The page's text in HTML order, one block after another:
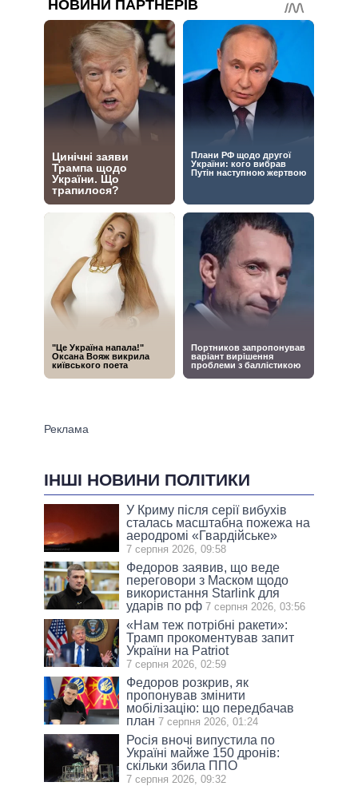
ІНШІ НОВИНИ ПОЛІТИКИ
У Криму після серії вибухів
сталась масштабна пожежа на
аеродромі «Гвардійське»
7 серпня 2026, 09:58
Федоров заявив, що веде
переговори з Маском щодо
використання Starlink для
ударів по рф 7 серпня 2026, 03:56
«Нам теж потрібні ракети»:
Трамп прокоментував запит
України на Patriot
7 серпня 2026, 02:59
Федоров розкрив, як
пропонував змінити
мобілізацію: що передбачав
план 7 серпня 2026, 01:24
Росія вночі випустила по
Україні майже 150 дронів:
скільки збила ППО
7 серпня 2026, 09:32